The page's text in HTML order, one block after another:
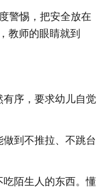
警惕，把安全放在
教师的眼睛就到
序，要求幼儿自觉
到不推拉、不跳台
陌生人的东西。懂